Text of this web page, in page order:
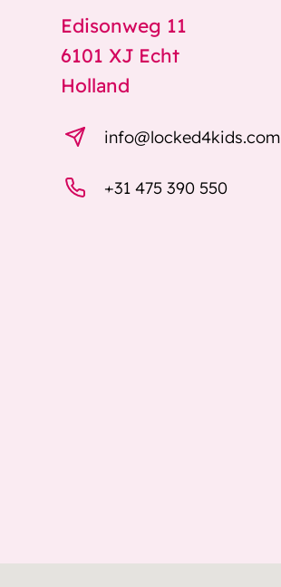
Edisonweg 11
6101 XJ Echt
Holland
info@locked4kids.com
+31 475 390 550